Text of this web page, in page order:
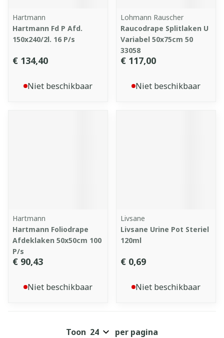
Hartmann
Hartmann Fd P Afd.
150x240/2l. 16 P/s
€ 134,40
Niet beschikbaar
Lohmann Rauscher
Raucodrape Splitlaken U
Variabel 50x75cm 50
33058
€ 117,00
Niet beschikbaar
Hartmann
Hartmann Foliodrape
Afdeklaken 50x50cm 100
P/s
€ 90,43
Niet beschikbaar
Livsane
Livsane Urine Pot Steriel
120ml
€ 0,69
Niet beschikbaar
Toon per pagina